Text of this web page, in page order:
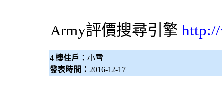
Army評價搜尋引擎
4 樓住戶： 小雪
發表時間： 2016-12-17